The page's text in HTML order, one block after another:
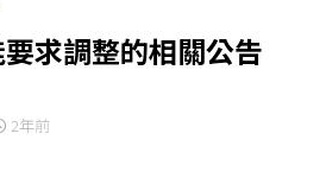
求調整的相關公告
2年前